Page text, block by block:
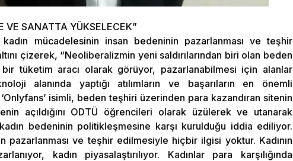
VE SANATTA YÜKSELECEK”
mücadelesinin insan bedeninin pazarlanması ve teşhir
çizerek, “Neoliberalizmin yeni saldırılarından biri olan beden
tüketim aracı olarak görüyor, pazarlanabilmesi için alanlar
alanında yaptığı atılımların ve başarıların en önemli
isimli, beden teşhiri üzerinden para kazandıran sitenin
açıldığını ODTÜ öğrencileri olarak üzülerek ve utanarak
bedeninin politikleşmesine karşı kurulduğu iddia ediliyor.
pazarlanması ve teşhir edilmesiyle hiçbir ilgisi yoktur. Kadının
kadın piyasalaştırılıyor. Kadınlar para karşılığında